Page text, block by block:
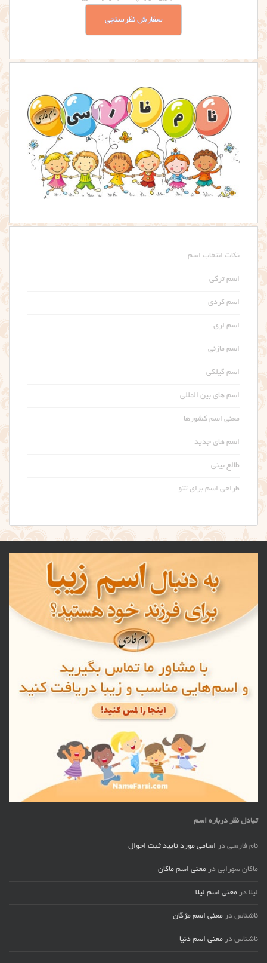
سفارش نظرسنجی
نکات انتخاب اسم
اسم ترکی
اسم کردی
اسم لری
اسم مازنی
اسم گیلکی
اسم های بین المللی
معنی اسم کشورها
اسم های جدید
طالع بینی
طراحی اسم برای تتو
تبادل نظر درباره اسم
نام فارسی در اسامی مورد تایید ثبت احوال
ماکان سهرابی در معنی اسم ماکان
لیلا در معنی اسم لیلا
ناشناس در معنی اسم مژگان
ناشناس در معنی اسم دنیا